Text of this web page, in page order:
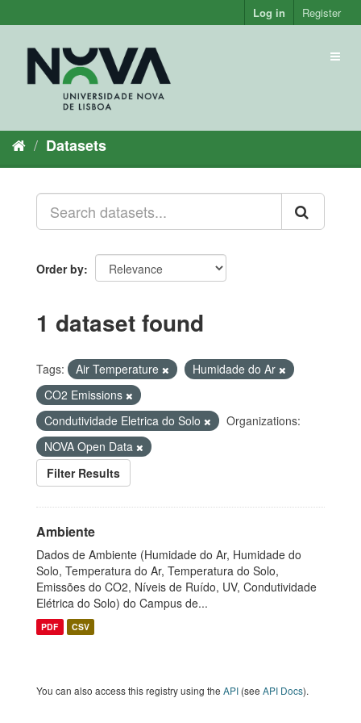
to
Log in Register
Datasets
Order by
1 dataset found
Tags: Air Temperature
Humidade do Ar
CO2 Emissions
Condutividade Eletrica do Solo
Organizations:
NOVA Open Data
Filter Results
Ambiente
Dados de Ambiente (Humidade do Ar, Humidade do
Solo, Temperatura do Ar, Temperatura do Solo,
Emissões do CO2, Níveis de Ruído, UV, Condutividade
Elétrica do Solo) do Campus de...
PDF CSV
You can also access this registry using the API (see API Docs).